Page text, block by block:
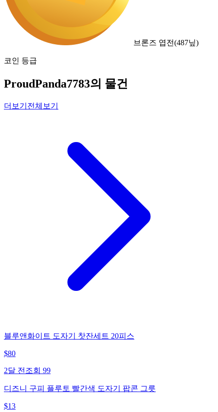
브론즈 엽전(487닢)
코인 등급
ProudPanda7783의 물건
더보기 전체보기
블루앤화이트 도자기 찻잔세트 20피스
$80
2달 전 조회 99
디즈니 구피 플루토 빨간색 도자기 팝콘 그릇
$13